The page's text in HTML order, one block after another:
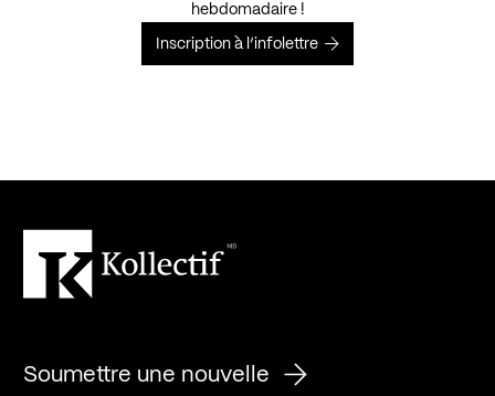
hebdomadaire !
Inscription à l’infolettre
Soumettre une nouvelle